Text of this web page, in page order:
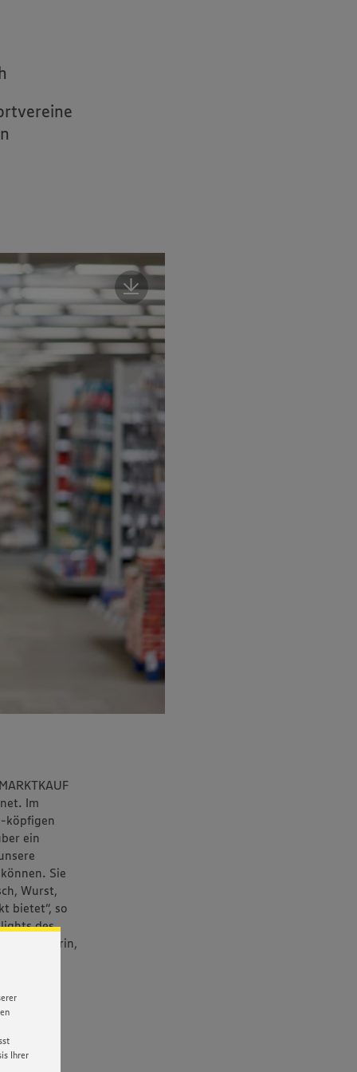
Ihrer
Im
köpfigen
ein
Sie
Wurst,
bietet“, so
des
Konditorin,
die
über